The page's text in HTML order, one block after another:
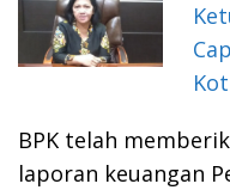
BPK telah
laporan keuangan